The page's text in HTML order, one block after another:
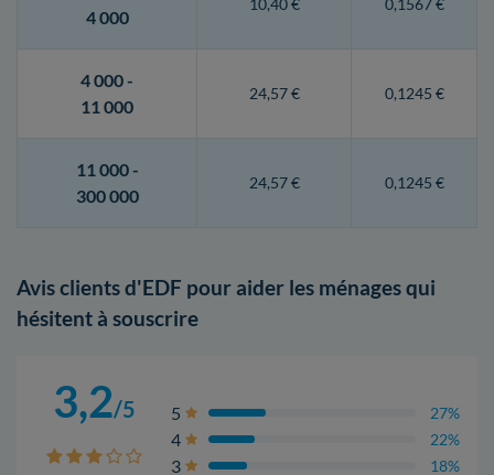
4 000
10,40 € 0,1567 €
4 000 -
11 000
24,57 € 0,1245 €
11 000 -
300 000
24,57 € 0,1245 €
Avis clients d'EDF pour aider les ménages qui
hésitent à souscrire
3,2/5 5 27%
4 22%
3 18%